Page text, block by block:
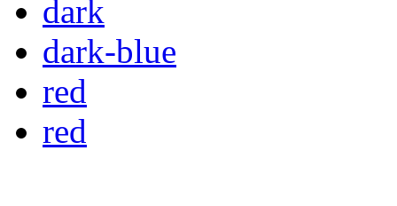
dark
dark-blue
red
red